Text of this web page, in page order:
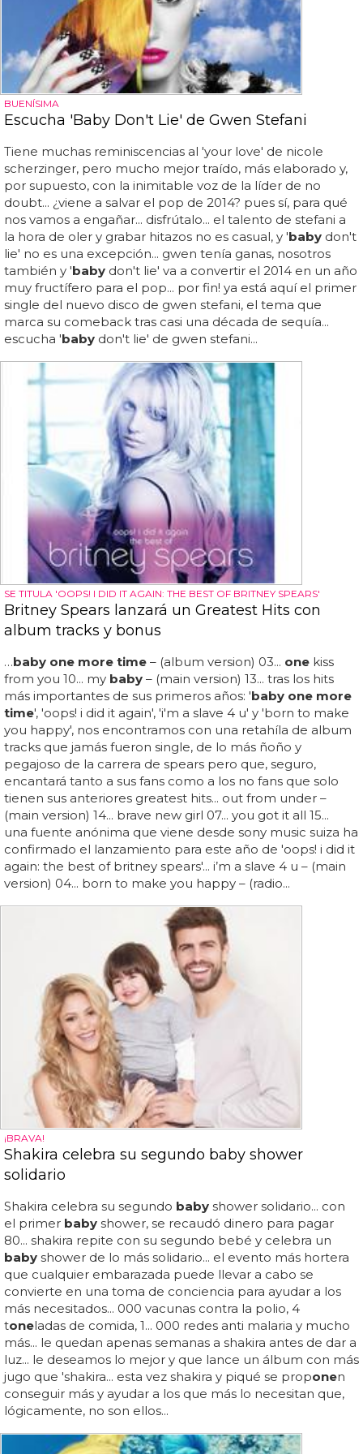
BUENÍSIMA
Escucha 'Baby Don't Lie' de Gwen Stefani
Tiene muchas reminiscencias al 'your love' de nicole
scherzinger, pero mucho mejor traído, más elaborado y,
por supuesto, con la inimitable voz de la líder de no
doubt... ¿viene a salvar el pop de 2014? pues sí, para qué
nos vamos a engañar... disfrútalo... el talento de stefani a
la hora de oler y grabar hitazos no es casual, y 'baby don't
lie' no es una excepción... gwen tenía ganas, nosotros
también y 'baby don't lie' va a convertir el 2014 en un año
muy fructífero para el pop... por fin! ya está aquí el primer
single del nuevo disco de gwen stefani, el tema que
marca su comeback tras casi una década de sequía...
escucha 'baby don't lie' de gwen stefani...
SE TITULA 'OOPS! I DID IT AGAIN: THE BEST OF BRITNEY SPEARS'
Britney Spears lanzará un Greatest Hits con
album tracks y bonus
…baby one more time – (album version) 03... one kiss
from you 10... my baby – (main version) 13... tras los hits
más importantes de sus primeros años: 'baby one more
time', 'oops! i did it again', 'i'm a slave 4 u' y 'born to make
you happy', nos encontramos con una retahíla de album
tracks que jamás fueron single, de lo más ñoño y
pegajoso de la carrera de spears pero que, seguro,
encantará tanto a sus fans como a los no fans que solo
tienen sus anteriores greatest hits... out from under –
(main version) 14... brave new girl 07... you got it all 15...
una fuente anónima que viene desde sony music suiza ha
confirmado el lanzamiento para este año de 'oops! i did it
again: the best of britney spears'... i’m a slave 4 u – (main
version) 04... born to make you happy – (radio...
¡BRAVA!
Shakira celebra su segundo baby shower
solidario
Shakira celebra su segundo baby shower solidario... con
el primer baby shower, se recaudó dinero para pagar
80... shakira repite con su segundo bebé y celebra un
baby shower de lo más solidario... el evento más hortera
que cualquier embarazada puede llevar a cabo se
convierte en una toma de conciencia para ayudar a los
más necesitados... 000 vacunas contra la polio, 4
toneladas de comida, 1... 000 redes anti malaria y mucho
más... le quedan apenas semanas a shakira antes de dar a
luz... le deseamos lo mejor y que lance un álbum con más
jugo que 'shakira... esta vez shakira y piqué se proponen
conseguir más y ayudar a los que más lo necesitan que,
lógicamente, no son ellos...